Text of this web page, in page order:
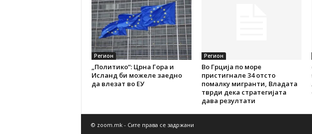
Регион
„Политико“: Црна Гора и
Исланд би можеле заедно
да влезат во ЕУ
Регион
Во Грција по море
пристигнале 34 отсто
помалку мигранти, Владата
тврди дека стратегијата
дава резултати
© zoom.mk - Сите права се задржани